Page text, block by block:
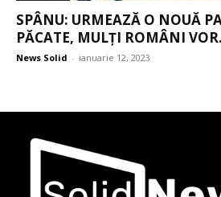
SPÂNU: URMEAZĂ O NOUĂ
PĂCATE, MULȚI ROMÂNI
News Solid - ianuarie 12, 2023